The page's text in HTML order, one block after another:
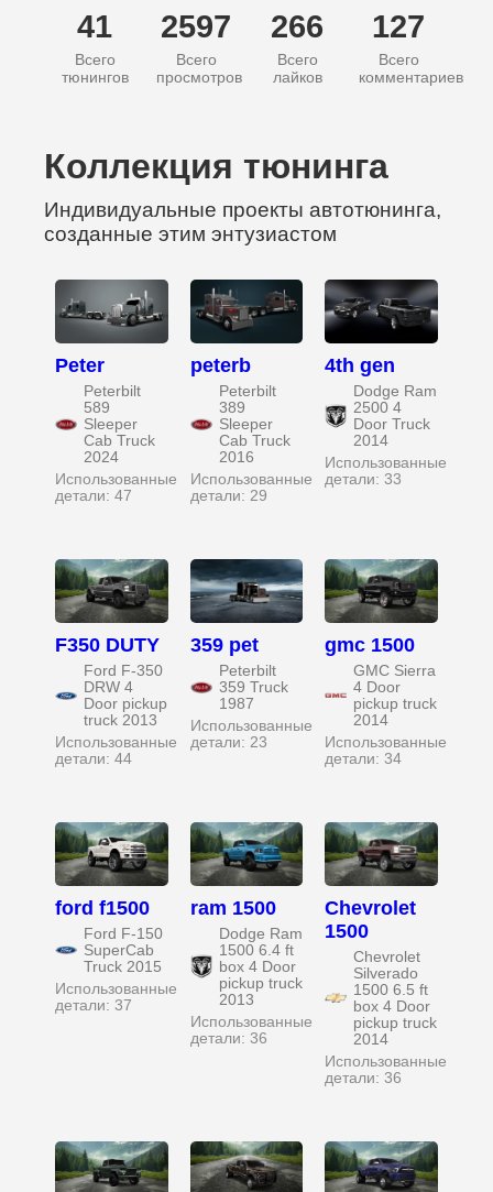
41
Всего
тюнингов
2597
Всего
просмотров
266
Всего
лайков
127
Всего
комментариев
Коллекция тюнинга
Индивидуальные проекты автотюнинга,
созданные этим энтузиастом
Peter
Peterbilt
589
Sleeper
Cab Truck
2024
Использованные
детали: 47
peterb
Peterbilt
389
Sleeper
Cab Truck
2016
Использованные
детали: 29
4th gen
Dodge Ram
2500 4
Door Truck
2014
Использованные
детали: 33
F350 DUTY
Ford F-350
DRW 4
Door pickup
truck 2013
Использованные
детали: 44
359 pet
Peterbilt
359 Truck
1987
Использованные
детали: 23
gmc 1500
GMC Sierra
4 Door
pickup truck
2014
Использованные
детали: 34
ford f1500
Ford F-150
SuperCab
Truck 2015
Использованные
детали: 37
ram 1500
Dodge Ram
1500 6.4 ft
box 4 Door
pickup truck
2013
Использованные
детали: 36
Chevrolet
1500
Chevrolet
Silverado
1500 6.5 ft
box 4 Door
pickup truck
2014
Использованные
детали: 36